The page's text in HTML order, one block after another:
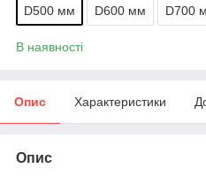
D500 мм D600 мм D700
В наявності
Опис Характеристики
Опис